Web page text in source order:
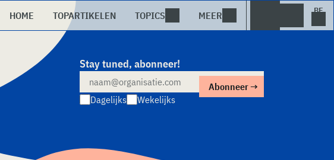
HOME TOPARTIKELEN TOPICS MEER
Stay tuned, abonneer!
Dagelijks Wekelijks